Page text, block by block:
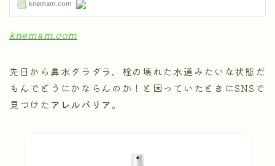
knemam.com
先日から鼻水ダラダラ、栓の壊れた水道みたいな状態だ
もんでどうにかならんのか！と困っていたときにSNSで
見つけた アレルバリア。